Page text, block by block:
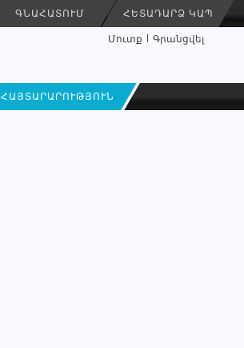
ԳՆԱՀԱՏՈՒՄ ՀԵՏԱԴԱՐՁ ԿԱՊ
Մուտք Գրանցվել
ՀԱՅՏԱՐԱՐՈՒԹՅՈՒՆ